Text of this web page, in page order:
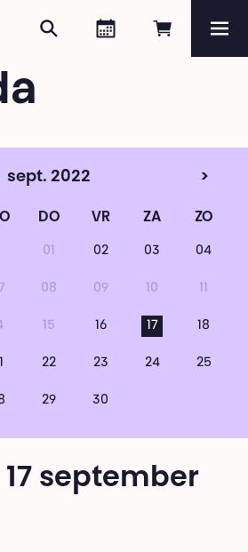
Online
Agenda
Zoeken
sept. 2022 >
DO VR ZA ZO
01 02 03 04
08 09 10 11
15 16 17 18
22 23 24 25
29 30
september